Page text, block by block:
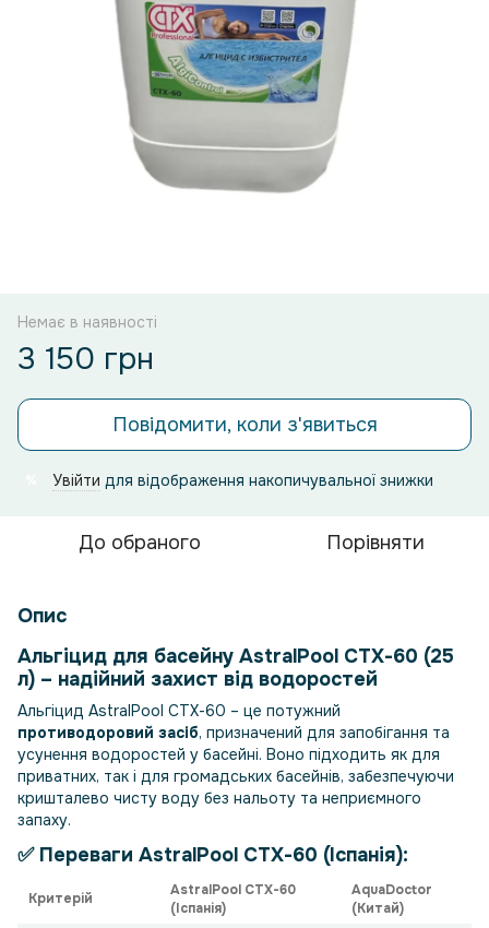
Немає в наявності
3 150 грн
Повідомити, коли з'явиться
Увійти для відображення накопичувальної знижки
До обраного Порівняти
Опис
Альгіцид для басейну AstralPool СТХ-60 (25
л) – надійний захист від водоростей
Альгіцид AstralPool СТХ-60 – це потужний
противодоровий засіб, призначений для запобігання та
усунення водоростей у басейні. Воно підходить як для
приватних, так і для громадських басейнів, забезпечуючи
кришталево чисту воду без нальоту та неприємного
запаху.
✅ Переваги AstralPool СТХ-60 (Іспанія):
Критерій
AstralPool СТХ-60
(Іспанія)
AquaDoctor
(Китай)